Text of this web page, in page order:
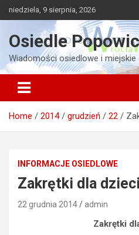
Skip
to
niedziela, 9 sierpnia, 2026
Osiedle
Wiadomości osiedlowe i miejskie
Home 2014 grudzień 22
INFORMACJE OSIEDLOWE
Zakrętki dla dzieci
22 grudnia 2014 admin
Zakrętki